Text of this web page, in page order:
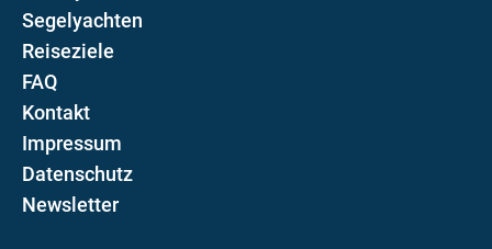
Segelyachten
Reiseziele
FAQ
Kontakt
Impressum
Datenschutz
Newsletter